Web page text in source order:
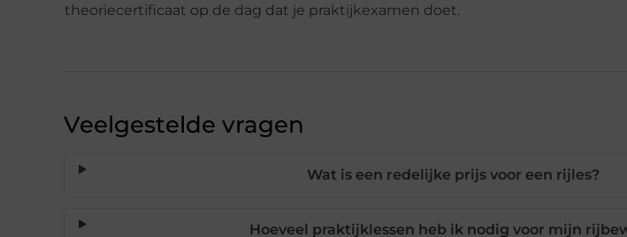
theoriecertificaat op de dag dat je praktijkexamen doet.
Veelgestelde vragen
Wat is een redelijke prijs voor een rijles?
Hoeveel praktijklessen heb ik nodig voor mijn